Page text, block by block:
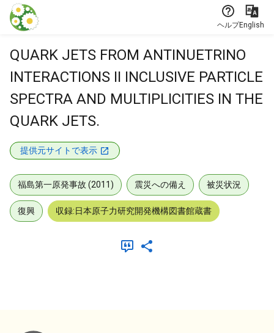
本文に飛ぶ
ヘルプEnglish
QUARK JETS FROM ANTINUETRINO
INTERACTIONS II INCLUSIVE PARTICLE
SPECTRA AND MULTIPLICITIES IN THE
QUARK JETS.
提供元サイトで表示
福島第一原発事故 (2011) 震災への備え 被災状況
復興 収録:日本原子力研究開発機構図書館蔵書